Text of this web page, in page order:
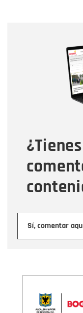
Sí, comentar
Correo
Tipo de
Mensaje